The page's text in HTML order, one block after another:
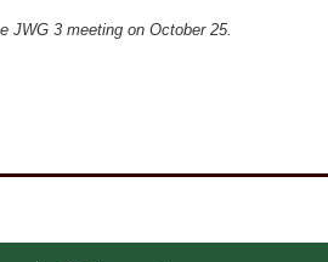
JWG 3 meeting on October 25.